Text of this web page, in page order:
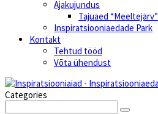
Ajakujundus
Tajuaed “Meeltejärv”
Inspiratsiooniaedade Park
Kontakt
Tehtud tööd
Võta ühendust
Categories